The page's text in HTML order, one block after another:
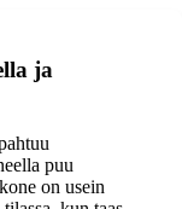
ja
puu
on usein